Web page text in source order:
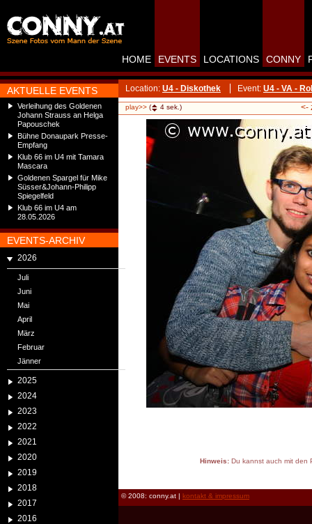
AKTUELLE EVENTS
Verleihung des Goldenen
Johann Strauss an Helga
Papouschek
Bühne Donaupark Presse-
Empfang
Klub 66 im U4 mit Tamara
Mascara
Goldenen Spargel für Mike
Süsser&Johann-Philipp
Spiegelfeld
Klub 66 im U4 am
28.05.2026
EVENTS-ARCHIV
2026
Juli
Juni
Mai
April
März
Februar
Jänner
2025
2024
2023
2022
2021
2020
2019
2018
2017
2016
HOME EVENTS LOCATIONS CONNY
Location: U4 - Diskothek Event: U4 - VA -
play>> ( 4 sek.) <-
Hinweis:Du kannst auch mit den
© 2008: conny.at | kontakt & impressum